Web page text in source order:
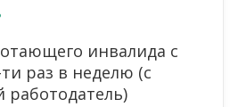
инвалида с
раз в неделю (с